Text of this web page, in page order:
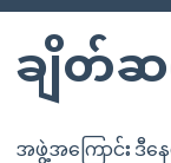
ချိတ်ဆ
အဖွဲ့အကြောင်း ဒီ